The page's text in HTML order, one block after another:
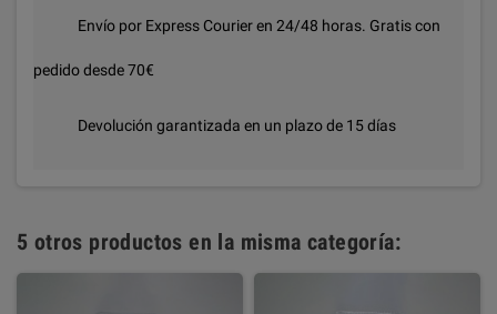
Envío por Express Courier en 24/48 horas. Gratis con
pedido desde 70€
Devolución garantizada en un plazo de 15 días
5 otros productos en la misma categoría: